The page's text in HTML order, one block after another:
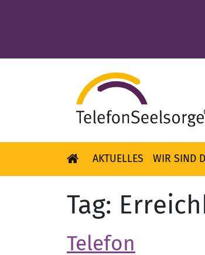
Skip to content
AKTUELLES WIR SIND
Tag:
Telefon